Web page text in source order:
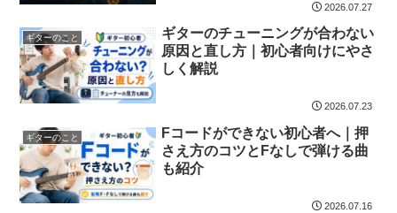
2026.07.27
ギターのこと
ギターのチューニングが合わない
原因と直し方｜初心者向けにやさ
しく解説
2026.07.23
ギターのこと
Fコードができない初心者へ｜押
さえ方のコツとFなしで弾ける曲
も紹介
2026.07.16